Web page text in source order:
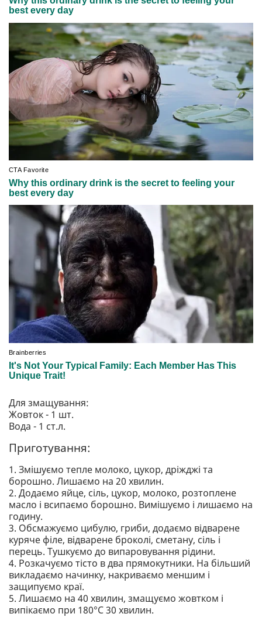
Для змащування:
Жовток - 1 шт.
Вода - 1 ст.л.
Приготування:
1. Змішуємо тепле молоко, цукор, дріжджі та
борошно. Лишаємо на 20 хвилин.
2. Додаємо яйце, сіль, цукор, молоко, розтоплене
масло і всипаємо борошно. Вимішуємо і лишаємо на
годину.
3. Обсмажуємо цибулю, гриби, додаємо відварене
куряче філе, відварене броколі, сметану, сіль і
перець. Тушкуємо до випаровування рідини.
4. Розкачуємо тісто в два прямокутники. На більший
викладаємо начинку, накриваємо меншим і
защипуємо краї.
5. Лишаємо на 40 хвилин, змащуємо жовтком і
випікаємо при 180°C 30 хвилин.